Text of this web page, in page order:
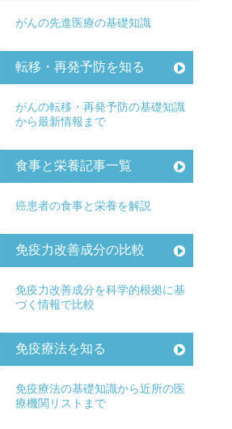
がんの先進医療の基礎知識
転移・再発予防を知る
がんの転移・再発予防の基礎知識
から最新情報まで
食事と栄養記事一覧
癌患者の食事と栄養を解説
免疫力改善成分の比較
免疫力改善成分を科学的根拠に基
づく情報で比較
免疫療法を知る
免疫療法の基礎知識から近所の医
療機関リストまで